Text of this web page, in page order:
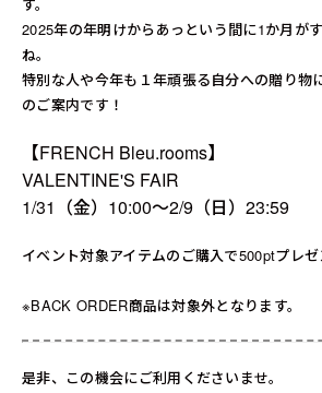
特定商取引法の表記
お問い合わせ
2025年の年明けからあっという間に1か月が
ね。
特別な人や今年も１年頑張る自分への贈り物
のご案内です！
【FRENCH Bleu.rooms】
VALENTINE'S FAIR
1/31（金）10:00～2/9（日）23:59
イベント対象アイテムのご購入で500ptプレゼ
※BACK ORDER商品は対象外となります。
是非、この機会にご利用くださいませ。